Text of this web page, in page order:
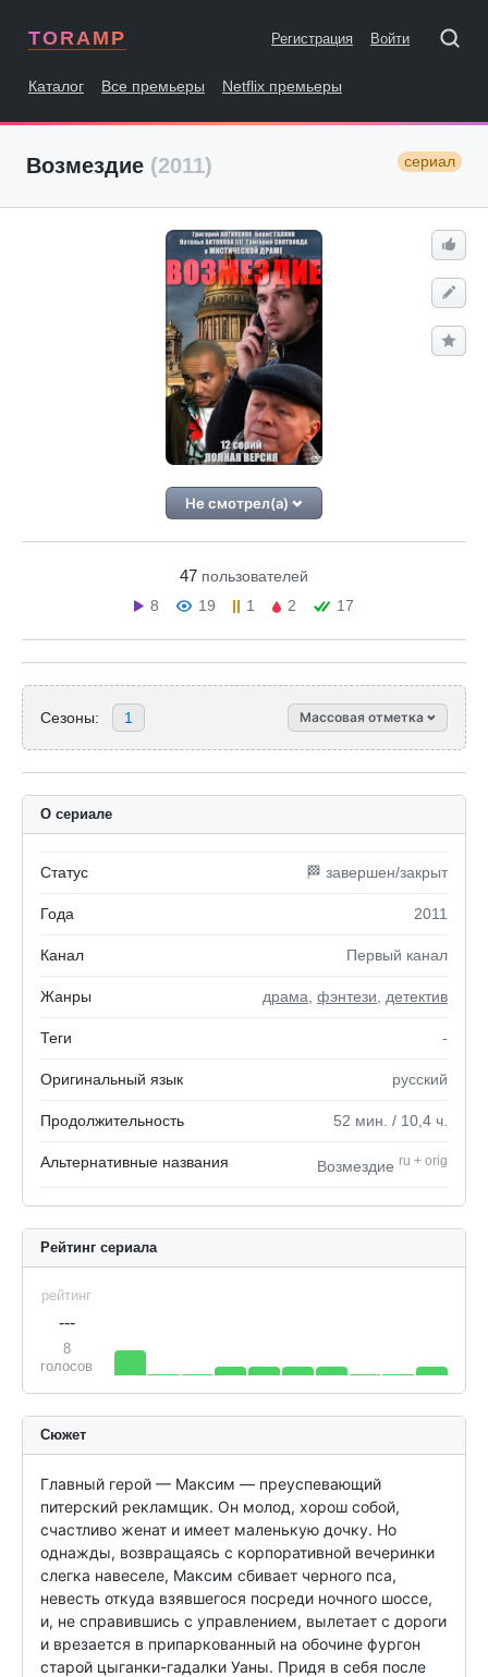
TORAMP Регистрация Войти
Каталог Все премьеры Netflix премьеры
Возмездие (2011) сериал
Не смотрел(а)
47 пользователей
8
19 1 2 17
Сезоны: 1 Массовая отметка
О сериале
Статус 🏁 завершен/закрыт
Года 2011
Канал Первый канал
Жанры драма фэнтези детектив
Теги -
Оригинальный язык русский
Продолжительность 52 мин. / 10,4 ч.
Альтернативные названия Возмездие ru + orig
Рейтинг сериала
рейтинг
---
8
голосов
Сюжет
Главный герой — Максим — преуспевающий
питерский рекламщик. Он молод, хорош собой,
счастливо женат и имеет маленькую дочку. Но
однажды, возвращаясь с корпоративной вечеринки
слегка навеселе, Максим сбивает черного пса,
невесть откуда взявшегося посреди ночного шоссе,
и, не справившись с управлением, вылетает с дороги
и врезается в припаркованный на обочине фургон
старой цыганки-гадалки Уаны. Придя в себя после